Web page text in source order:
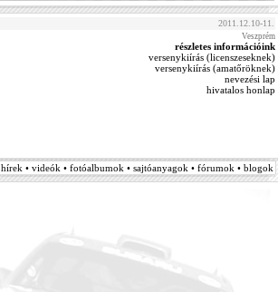
2011.12.10-11.
Veszprém
részletes információink
versenykiírás (licenszeseknek)
versenykiírás (amatőröknek)
nevezési lap
hivatalos honlap
hírek • videók • fotóalbumok • sajtóanyagok • fórumok • blogok